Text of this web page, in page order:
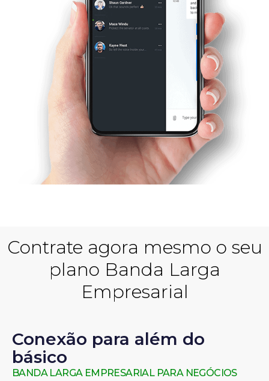
Contrate agora mesmo o seu
plano Banda Larga
Empresarial
Conexão para além do
básico
BANDA LARGA EMPRESARIAL PARA NEGÓCIOS